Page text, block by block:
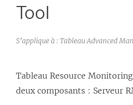
Tool
S’applique à : Tableau Advanced
Tableau Resource
deux composants : Serveur